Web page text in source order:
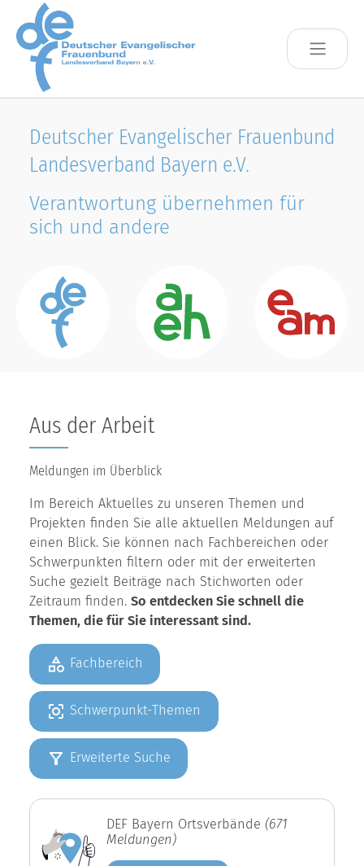
Skip to main content
Deutscher Evangelischer Frauenbund
Landesverband Bayern e.V.
Verantwortung übernehmen für
sich und andere
Aus der Arbeit
Meldungen im Überblick
Im Bereich Aktuelles zu unseren Themen und
Projekten finden Sie alle aktuellen Meldungen auf
einen Blick. Sie können nach Fachbereichen oder
Schwerpunkten filtern oder mit der erweiterten
Suche gezielt Beiträge nach Stichworten oder
Zeitraum finden. So entdecken Sie schnell die
Themen, die für Sie interessant sind.
Fachbereich
Schwerpunkt-Themen
Erweiterte Suche
DEF Bayern Ortsverbände (671
Meldungen)